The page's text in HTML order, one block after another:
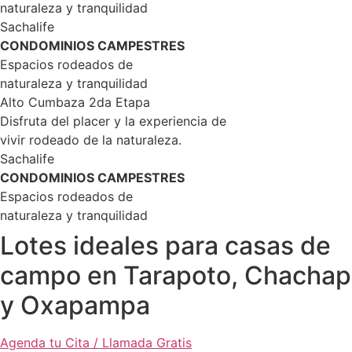
naturaleza y tranquilidad
Sachalife
CONDOMINIOS CAMPESTRES
Espacios rodeados de
naturaleza y tranquilidad
Alto Cumbaza 2da Etapa
Disfruta del placer y la experiencia de
vivir rodeado de la naturaleza.
Sachalife
CONDOMINIOS CAMPESTRES
Espacios rodeados de
naturaleza y tranquilidad
Lotes ideales para casas de
campo en Tarapoto,
y Oxapampa
Agenda tu Cita / Llamada Gratis